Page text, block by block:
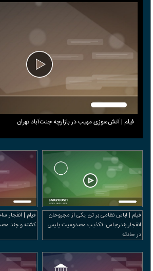
فیلم | آتش‌سوزی مهیب در بازارچه جنت‌آباد تهران
فیلم | لباس نظامی بر تن یکی از مجروحان
انفجار بندرعباس؛ تکذیب مصدومیت پلیس
در حادثه
فیلم | انفجار
کشته و چند